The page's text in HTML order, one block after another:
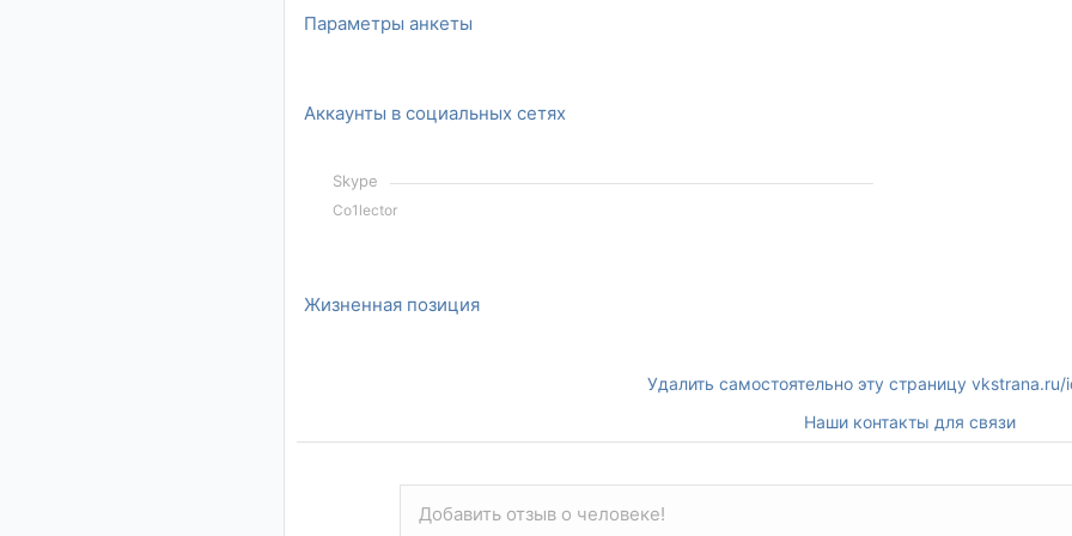
Параметры анкеты
Аккаунты в социальных сетях
Skype
Co1lector
Жизненная позиция
Удалить самостоятельно эту страницу
Наши контакты для связи
Добавить отзыв о человеке!